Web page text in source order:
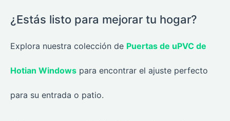
¿Estás listo para mejorar tu hogar?
Explora nuestra colección de Puertas de uPVC de
Hotian Windows para encontrar el ajuste perfecto
para su entrada o patio.